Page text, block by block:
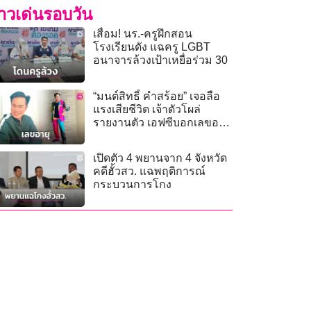
วเด่นรอบวัน
เสื่อม! นร.-ครูฝึกสอน
โรงเรียนดัง แฉครู LGBT
อนาจารล้วงเป้าเหยื่อร่วม 30
“มนต์สิทธิ์ คำสร้อย” เจอลือ
แรงเสียชีวิต เจ้าตัวโผล่
รายงานตัว เอฟซีบอกเลขอายุ
เปิดตัว 4 พยานจาก 4 จังหวัด
คดีฮั้วสว. แฉพฤติการณ์
กระบวนการโกง